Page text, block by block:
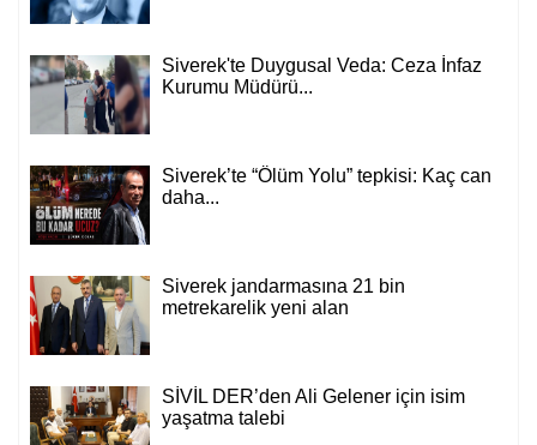
Siverek'te Duygusal Veda: Ceza İnfaz
Kurumu Müdürü...
Siverek’te “Ölüm Yolu” tepkisi: Kaç can
daha...
Siverek jandarmasına 21 bin
metrekarelik yeni alan
SİVİL DER’den Ali Gelener için isim
yaşatma talebi